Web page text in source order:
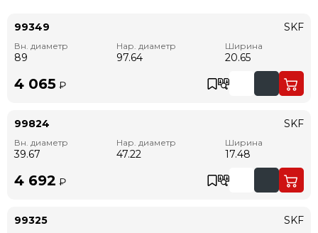
99349
Вн. диаметр
89
Нар. диаметр
97.64
Ширина
20.65
SKF
4 065 ₽
99824
Вн. диаметр
39.67
Нар. диаметр
47.22
Ширина
17.48
SKF
4 692 ₽
99325 SKF